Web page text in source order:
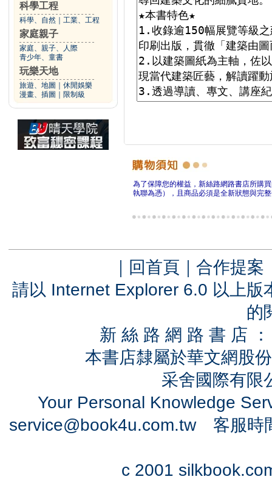
科學工程
科學、自然 工業、工程
家庭親子
家庭、親子、人際
青少年、童書
玩樂天地
旅遊、地圖
休閒娛樂
漫畫、插圖
限制級
為了保障您的權益，新絲路網路書店所購
執聯為憑），且商品必須是全新狀態與完
｜ 回首頁 ｜ 合作提案
請以 Internet Explorer 6.0 以上
的
新 絲 路 網 路 書 店
本書店隸屬於華文網股
采舍國際有
Your Personal Knowledge
service@book4u.com.tw客服時
c 2001